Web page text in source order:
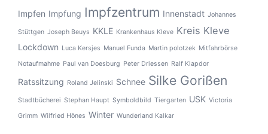
Impfen Impfung Impfzentrum Innenstadt Johannes
Stüttgen Joseph Beuys KKLE Krankenhaus Kleve Kreis Kleve
Lockdown Luca Kersjes Manuel Funda Martin polotzek Mitfahrbörse
Notaufmahme Paul van Doesburg Peter Driessen Ralf Klapdor
Ratssitzung Roland Jelinski Schnee Silke Gorißen
Stadtbücherei Stephan Haupt Symboldbild Tiergarten USK Victoria
Grimm Wilfried Hönes Winter Wunderland Kalkar